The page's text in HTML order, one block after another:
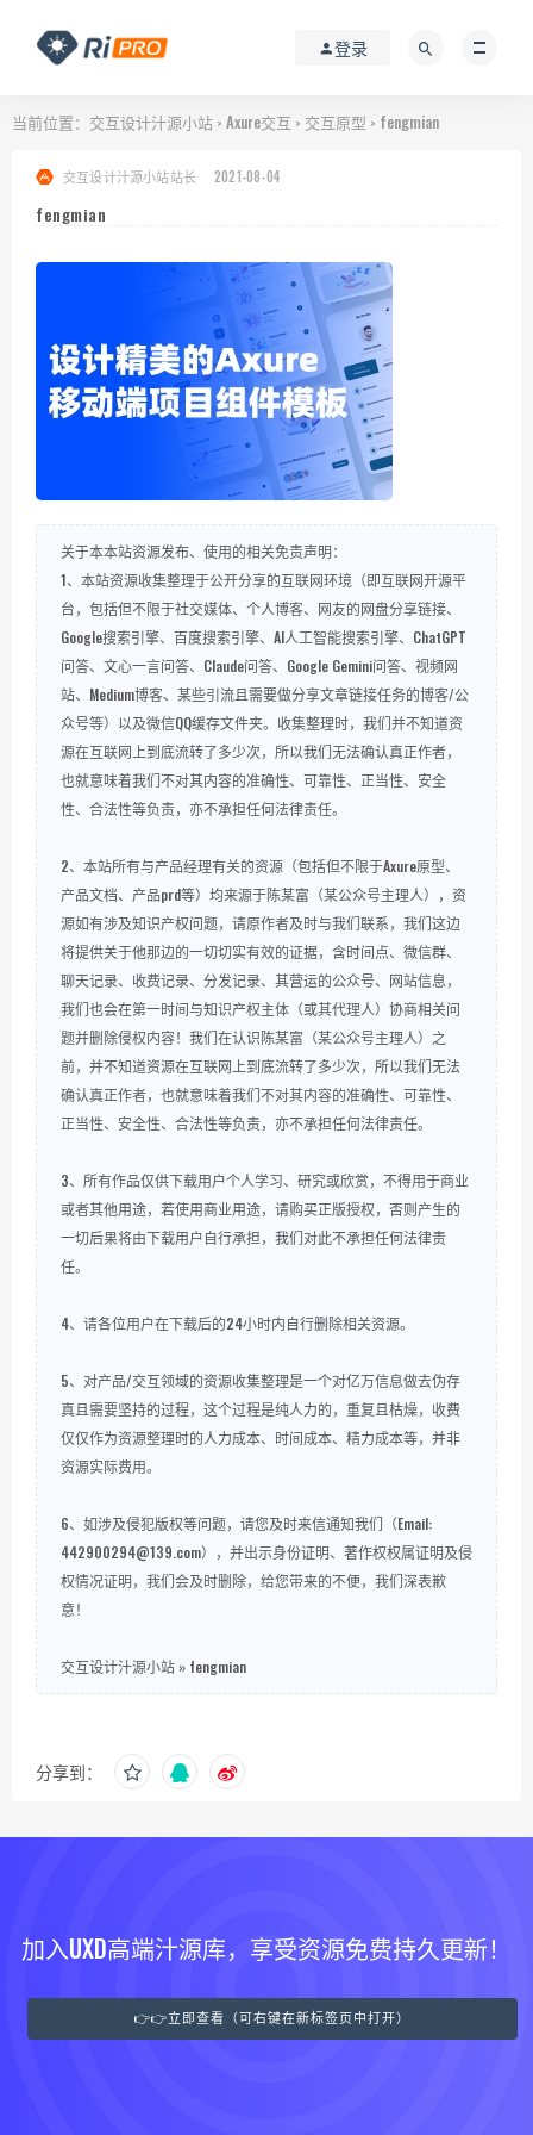
登录
当前位置： 交互设计汁源小站 > Axure交互 > 交互原型 > fengmian
交互设计汁源小站站长 2021-08-04
fengmian
关于本本站资源发布、使用的相关免责声明：
1、本站资源收集整理于公开分享的互联网环境（即互联网开源平
台，包括但不限于社交媒体、个人博客、网友的网盘分享链接、
Google搜索引擎、百度搜索引擎、AI人工智能搜索引擎、ChatGPT
问答、文心一言问答、Claude问答、Google Gemini问答、视频网
站、Medium博客、某些引流且需要做分享文章链接任务的博客/公
众号等）以及微信QQ缓存文件夹。收集整理时，我们并不知道资
源在互联网上到底流转了多少次，所以我们无法确认真正作者，
也就意味着我们不对其内容的准确性、可靠性、正当性、安全
性、合法性等负责，亦不承担任何法律责任。
2、本站所有与产品经理有关的资源（包括但不限于Axure原型、
产品文档、产品prd等）均来源于陈某富（某公众号主理人），资
源如有涉及知识产权问题，请原作者及时与我们联系，我们这边
将提供关于他那边的一切切实有效的证据，含时间点、微信群、
聊天记录、收费记录、分发记录、其营运的公众号、网站信息，
我们也会在第一时间与知识产权主体（或其代理人）协商相关问
题并删除侵权内容！我们在认识陈某富（某公众号主理人）之
前，并不知道资源在互联网上到底流转了多少次，所以我们无法
确认真正作者，也就意味着我们不对其内容的准确性、可靠性、
正当性、安全性、合法性等负责，亦不承担任何法律责任。
3、所有作品仅供下载用户个人学习、研究或欣赏，不得用于商业
或者其他用途，若使用商业用途，请购买正版授权，否则产生的
一切后果将由下载用户自行承担，我们对此不承担任何法律责
任。
4、请各位用户在下载后的24小时内自行删除相关资源。
5、对产品/交互领域的资源收集整理是一个对亿万信息做去伪存
真且需要坚持的过程，这个过程是纯人力的，重复且枯燥，收费
仅仅作为资源整理时的人力成本、时间成本、精力成本等，并非
资源实际费用。
6、如涉及侵犯版权等问题，请您及时来信通知我们（Email:
442900294@139.com），并出示身份证明、著作权权属证明及侵
权情况证明，我们会及时删除，给您带来的不便，我们深表歉
意！
交互设计汁源小站 » fengmian
分享到：
加入UXD高端汁源库，享受资源免费持久更新！
👉👉立即查看（可右键在新标签页中打开）